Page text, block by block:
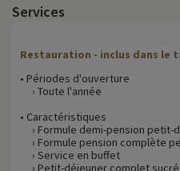
Services
Restauration - inclus dans le
• Périodes d'ouverture
› Toute l'année
• Caractéristiques
› Formule demi-pension petit-
› Formule pension complète
› Service en buffet
› Petit-déjeuner complet